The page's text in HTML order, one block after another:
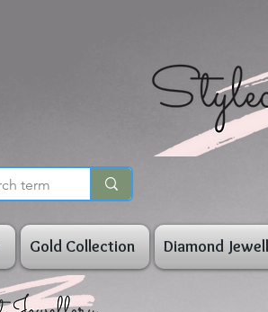
Gold Collection Diamond